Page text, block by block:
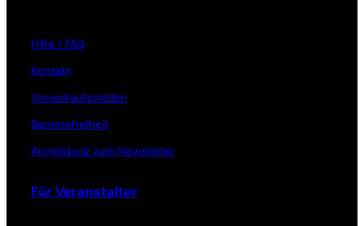
Hilfe / FAQ
Kontakt
Vorverkaufsstellen
Barrierefreiheit
Anmeldung zum Newsletter
Für Veranstalter